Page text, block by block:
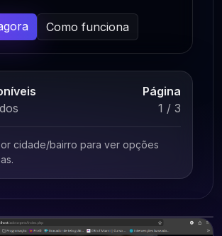
Como funciona
Página
1 / 3
cidade/bairro para ver opções